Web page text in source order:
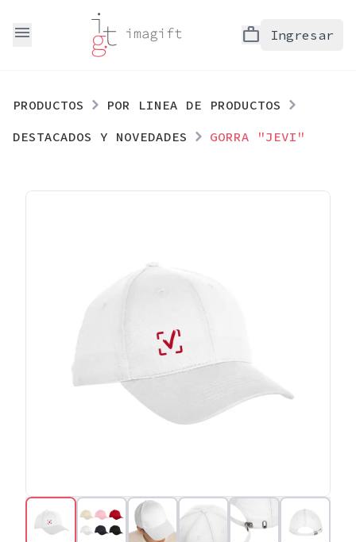
menu work Ingresar
PRODUCTOS
POR LINEA DE PRODUCTOS
DESTACADOS Y NOVEDADES
GORRA "JEVI"